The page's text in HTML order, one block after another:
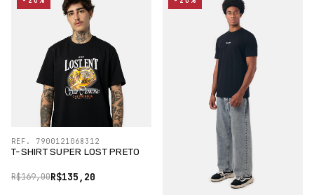
T-SHIRT SUPER LOST PRETO
R$135,20
R$169,00
REF. 7900121068312